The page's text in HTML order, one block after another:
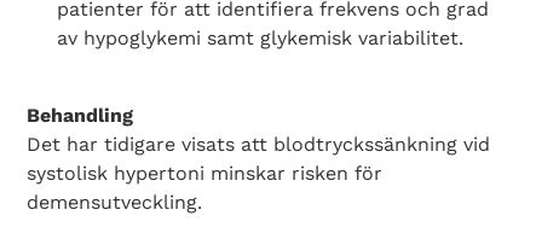
patienter för att identifiera frekvens och grad
av hypoglykemi samt glykemisk variabilitet.
Behandling
Det har tidigare visats att blodtryckssänkning vid
systolisk hypertoni minskar risken för
demensutveckling.